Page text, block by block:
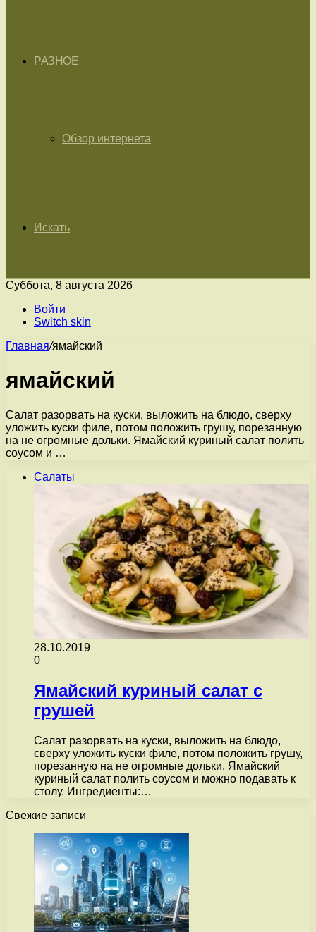
РАЗНОЕ
Обзор интернета
Искать
Суббота, 8 августа 2026
Войти
Switch skin
Главная/ямайский
ямайский
Салат разорвать на куски, выложить на блюдо, сверху
уложить куски филе, потом положить грушу, порезанную
на не огромные дольки. Ямайский куриный салат полить
соусом и …
Салаты
28.10.2019
0
Ямайский куриный салат с
грушей
Салат разорвать на куски, выложить на блюдо,
сверху уложить куски филе, потом положить грушу,
порезанную на не огромные дольки. Ямайский
куриный салат полить соусом и можно подавать к
столу. Ингредиенты:…
Свежие записи